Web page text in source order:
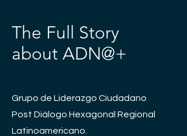
The Full Story
about ADN@+
Grupo de Liderazgo Ciudadano
Post Diálogo Hexagonal Regional
Latinoamericano.